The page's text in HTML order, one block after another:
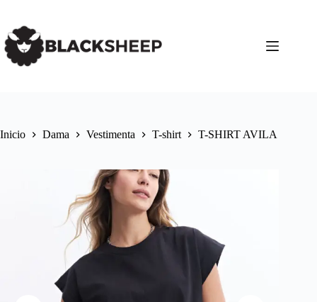
Inicio Dama Vestimenta T-shirt T-SHIRT AVILA